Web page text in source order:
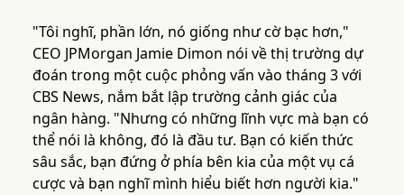
"Tôi nghĩ, phần lớn, nó giống như cờ bạc hơn,"
CEO JPMorgan Jamie Dimon nói về thị trường dự
đoán trong một cuộc phỏng vấn vào tháng 3 với
CBS News, nắm bắt lập trường cảnh giác của
ngân hàng. "Nhưng có những lĩnh vực mà bạn có
thể nói là không, đó là đầu tư. Bạn có kiến thức
sâu sắc, bạn đứng ở phía bên kia của một vụ cá
cược và bạn nghĩ mình hiểu biết hơn người kia."